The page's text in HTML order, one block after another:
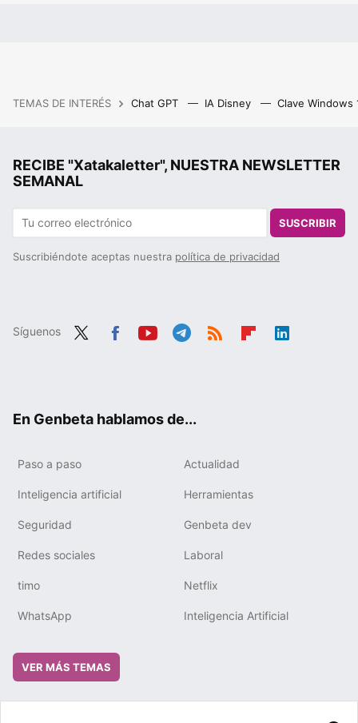
TEMAS DE INTERÉS Chat GPT IA Disney Clave Windows
RECIBE "Xatakaletter", NUESTRA NEWSLETTER
SEMANAL
SUSCRIBIR
Suscribiéndote aceptas nuestra política de privacidad
Síguenos
En Genbeta hablamos de...
Paso a paso Actualidad
Inteligencia artificial Herramientas
Seguridad Genbeta dev
Redes sociales Laboral
timo Netflix
WhatsApp Inteligencia Artificial
VER MÁS TEMAS